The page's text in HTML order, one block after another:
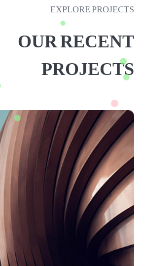
EXPLORE PROJECTS
OUR RECENT
PROJECTS